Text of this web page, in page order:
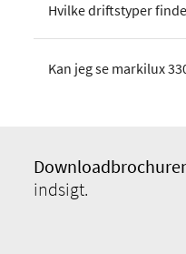
Hvilke driftstyper
Kan jeg se markilux
Download
indsigt.